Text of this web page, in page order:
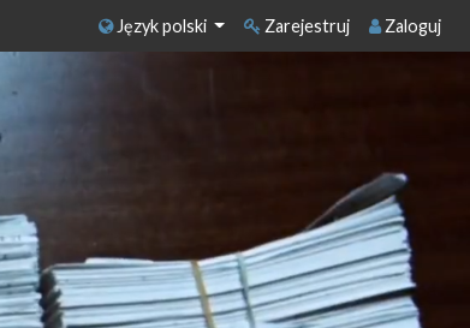
Język polski Zarejestruj Zaloguj